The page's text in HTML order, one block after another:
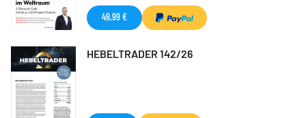
49,99 €
HEBELTRADER 142/26